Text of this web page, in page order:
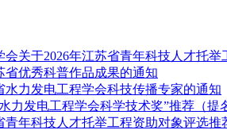
关于2026年江苏省青年科技人才托
省优秀科普作品成果的通知
水力发电工程学会科技传播专家的通知
力发电工程学会科学技术奖”推荐（提
青年科技人才托举工程资助对象评选推